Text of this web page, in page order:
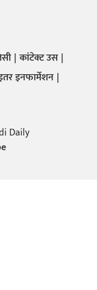
कांटेक्ट उस
इनफार्मेशन
Daily